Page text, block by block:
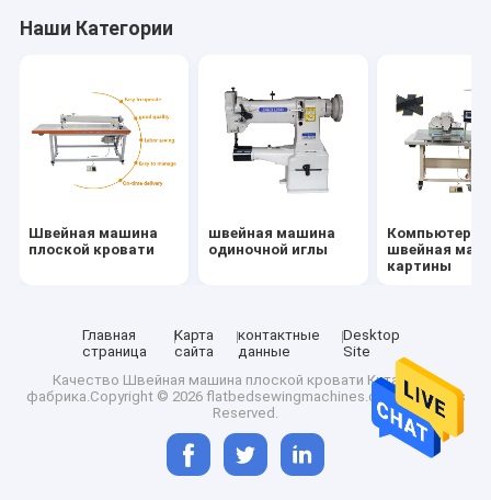
Главная страница
Наши Категории
Швейная машина
плоской кровати
швейная машина
одиночной иглы
швейная
картины
Главная
страница
Карта
сайта
контактные
данные
Desktop
Site
Качество Швейная машина плоской кровати Китайская
фабрика.Copyright © 2026 flatbedsewingmachines.com. All Rights
Reserved.